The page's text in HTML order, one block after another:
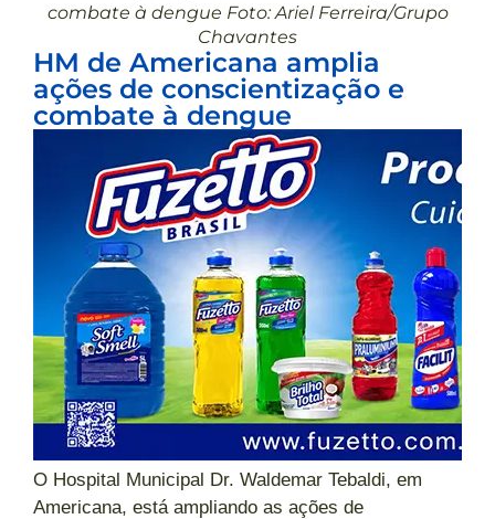
combate à dengue Foto: Ariel Ferreira/Grupo
Chavantes
HM de Americana amplia
ações de conscientização e
combate à dengue
O Hospital Municipal Dr. Waldemar Tebaldi, em
Americana, está ampliando as ações de